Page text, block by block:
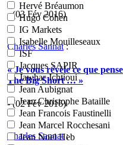
Hervé Bréaumon
Hugo Cohen
IG Markets
Isabelle Mouilleseaux
ISF
Jacques SAPIR
Jawhar Jchtioui
Jean Aubignat
Jean Christophe Bataille
Jean Francois Faustinelli
Jean Marcel Rocchesani
Jean Noel Heb
- (03 Fév 2016)
Charles Sannat:
« Je vous révèle ce que
The Big Short … »
- (02 Fév 2016)
Charles Sannat: